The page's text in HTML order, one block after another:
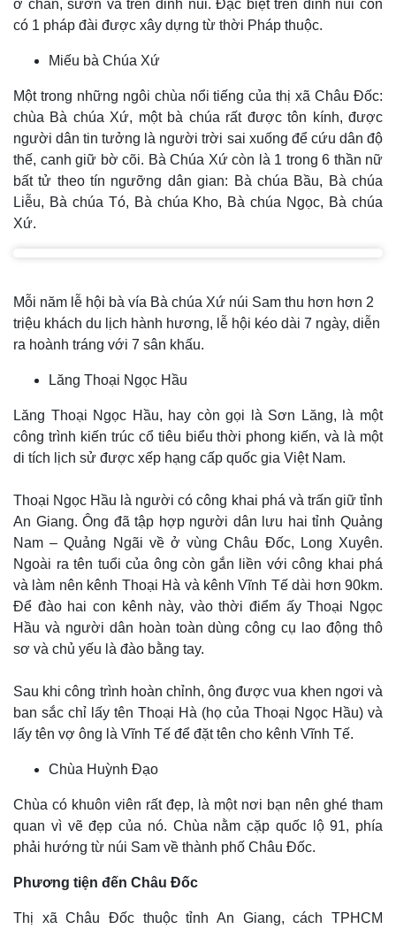
ở chân, sườn và trên đỉnh núi. Đặc biệt trên đỉnh núi còn
có 1 pháp đài được xây dựng từ thời Pháp thuộc.
Miếu bà Chúa Xứ
Một trong những ngôi chùa nổi tiếng của thị xã Châu Đốc:
chùa Bà chúa Xứ, một bà chúa rất được tôn kính, được
người dân tin tưởng là người trời sai xuống để cứu dân độ
thế, canh giữ bờ cõi. Bà Chúa Xứ còn là 1 trong 6 thần nữ
bất tử theo tín ngưỡng dân gian: Bà chúa Bầu, Bà chúa
Liễu, Bà chúa Tó, Bà chúa Kho, Bà chúa Ngọc, Bà chúa
Xứ.
Mỗi năm lễ hội bà vía Bà chúa Xứ núi Sam thu hơn hơn 2
triệu khách du lịch hành hương, lễ hội kéo dài 7 ngày, diễn
ra hoành tráng với 7 sân khấu.
Lăng Thoại Ngọc Hầu
Lăng Thoại Ngọc Hầu, hay còn gọi là Sơn Lăng, là một
công trình kiến trúc cổ tiêu biểu thời phong kiến, và là một
di tích lịch sử được xếp hạng cấp quốc gia Việt Nam.
Thoại Ngọc Hầu là người có công khai phá và trấn giữ tỉnh
An Giang. Ông đã tập hợp người dân lưu hai tỉnh Quảng
Nam – Quảng Ngãi về ở vùng Châu Đốc, Long Xuyên.
Ngoài ra tên tuổi của ông còn gắn liền với công khai phá
và làm nên kênh Thoại Hà và kênh Vĩnh Tế dài hơn 90km.
Để đào hai con kênh này, vào thời điểm ấy Thoại Ngọc
Hầu và người dân hoàn toàn dùng công cụ lao động thô
sơ và chủ yếu là đào bằng tay.
Sau khi công trình hoàn chỉnh, ông được vua khen ngơi và
ban sắc chỉ lấy tên Thoại Hà (họ của Thoại Ngọc Hầu) và
lấy tên vợ ông là Vĩnh Tế để đặt tên cho kênh Vĩnh Tế.
Chùa Huỳnh Đạo
Chùa có khuôn viên rất đẹp, là một nơi bạn nên ghé tham
quan vì vẽ đẹp của nó. Chùa nằm cặp quốc lộ 91, phía
phải hướng từ núi Sam về thành phố Châu Đốc.
Phương tiện đến Châu Đốc
Thị xã Châu Đốc thuộc tỉnh An Giang, cách TPHCM